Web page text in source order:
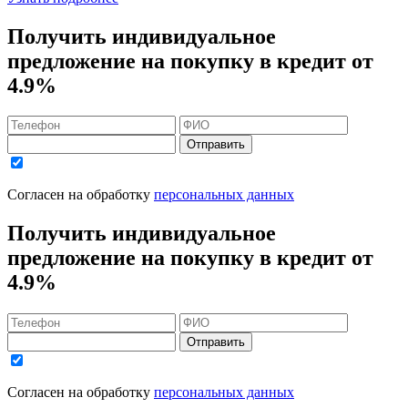
Получить индивидуальное
предложение на покупку в кредит от
4.9%
Отправить
Согласен на обработку персональных данных
Получить индивидуальное
предложение на покупку в кредит от
4.9%
Отправить
Согласен на обработку персональных данных